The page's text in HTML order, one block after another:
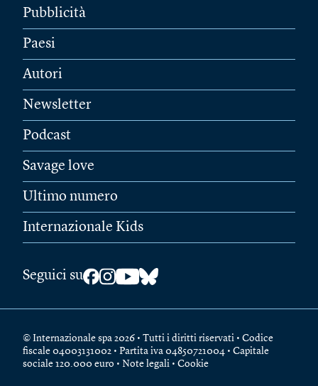
Pubblicità
Paesi
Autori
Newsletter
Podcast
Savage love
Ultimo numero
Internazionale Kids
Seguici su
© Internazionale spa 2026 • Tutti i diritti riservati • Codice
fiscale 04003131002 • Partita iva 04850721004 • Capitale
sociale 120.000 euro • Note legali • Cookie